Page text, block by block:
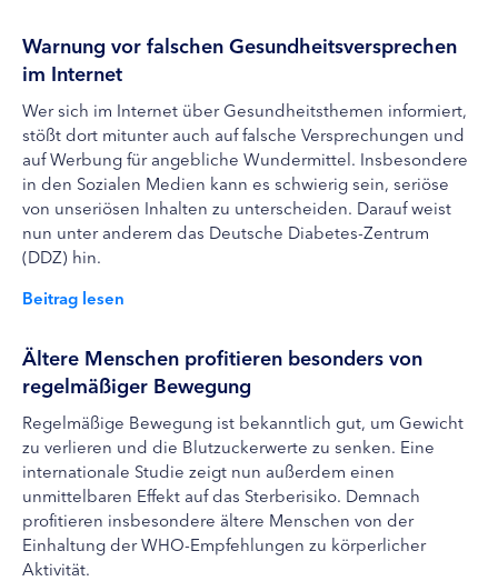
Warnung vor falschen Gesundheitsversprechen
im Internet
Wer sich im Internet über Gesundheitsthemen informiert,
stößt dort mitunter auch auf falsche Versprechungen und
auf Werbung für angebliche Wundermittel. Insbesondere
in den Sozialen Medien kann es schwierig sein, seriöse
von unseriösen Inhalten zu unterscheiden. Darauf weist
nun unter anderem das Deutsche Diabetes-Zentrum
(DDZ) hin.
Beitrag lesen
Ältere Menschen profitieren besonders von
regelmäßiger Bewegung
Regelmäßige Bewegung ist bekanntlich gut, um Gewicht
zu verlieren und die Blutzuckerwerte zu senken. Eine
internationale Studie zeigt nun außerdem einen
unmittelbaren Effekt auf das Sterberisiko. Demnach
profitieren insbesondere ältere Menschen von der
Einhaltung der WHO-Empfehlungen zu körperlicher
Aktivität.